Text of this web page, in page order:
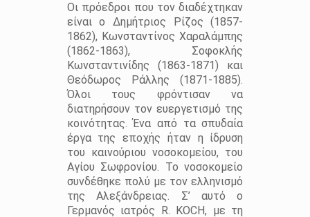
Οι πρόεδροι που τον διαδέχτηκαν
είναι ο Δημήτριος Ρίζος (1857-
1862), Κωνσταντίνος Χαραλάμπης
(1862-1863), Σοφοκλής
Κωνσταντινίδης (1863-1871) και
Θεόδωρος Ράλλης (1871-1885).
Όλοι τους φρόντισαν να
διατηρήσουν τον ευεργετισμό της
κοινότητας. Ένα από τα σπυδαία
έργα της εποχής ήταν η ίδρυση
του καινούριου νοσοκομείου, του
Αγίου Σωφρονίου. Το νοσοκομείο
συνδέθηκε πολύ με τον ελληνισμό
της Αλεξάνδρειας. Σ’ αυτό ο
Γερμανός ιατρός R. KOCH, με τη